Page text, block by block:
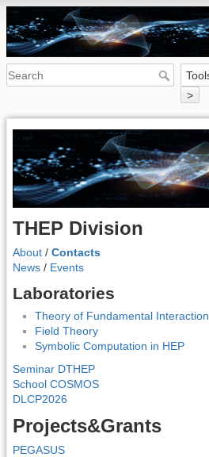
>
THEP Division
About / Contacts
News / Events
Laboratories
Theory of Fundamental Interaction
Field Theory
Symbolic Computation in HEP
Seminar DTHEP
School COSMOS
DLCP2026
Projects&Grants
PEGASUS